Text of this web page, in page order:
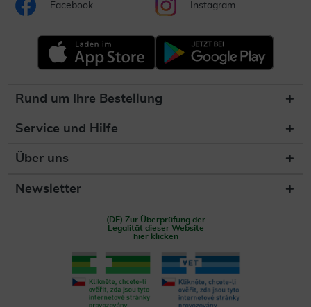
Facebook Instagram
Rund um Ihre Bestellung
Service und Hilfe
Über uns
Newsletter
(DE) Zur Überprüfung der
Legalität dieser Website
hier klicken